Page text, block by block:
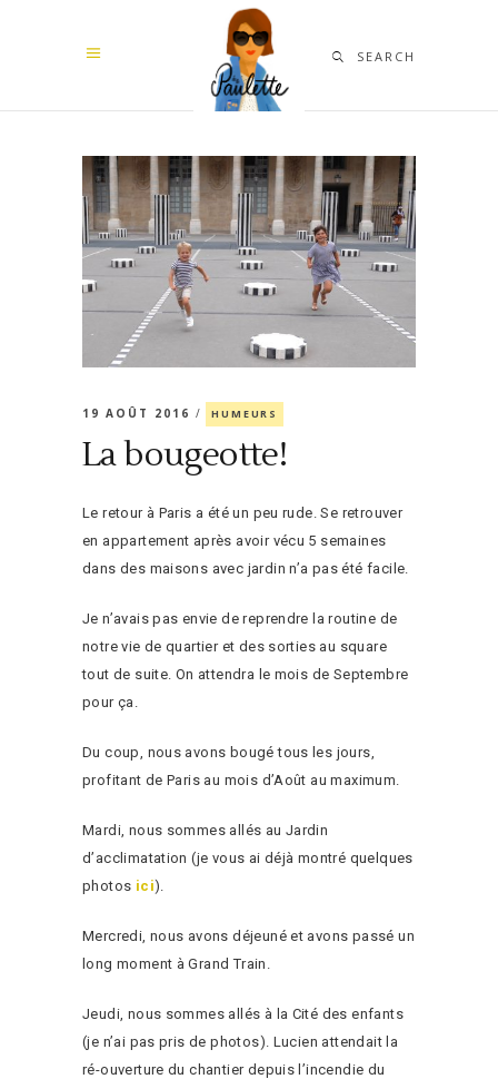
SEARCH
19 AOÛT 2016 HUMEURS
La bougeotte!
Le retour à Paris a été un peu rude. Se retrouver
en appartement après avoir vécu 5 semaines
dans des maisons avec jardin n’a pas été facile.
Je n’avais pas envie de reprendre la routine de
notre vie de quartier et des sorties au square
tout de suite. On attendra le mois de Septembre
pour ça.
Du coup, nous avons bougé tous les jours,
profitant de Paris au mois d’Août au maximum.
Mardi, nous sommes allés au Jardin
d’acclimatation (je vous ai déjà montré quelques
photos ici).
Mercredi, nous avons déjeuné et avons passé un
long moment à Grand Train.
Jeudi, nous sommes allés à la Cité des enfants
(je n’ai pas pris de photos). Lucien attendait la
ré-ouverture du chantier depuis l’incendie du